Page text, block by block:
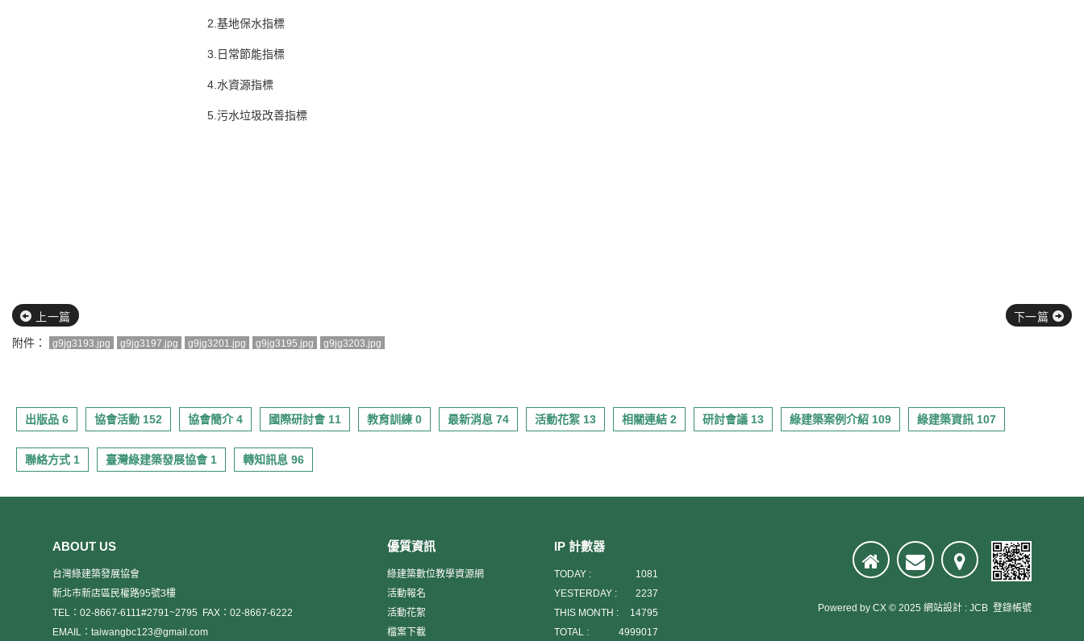
2.基地保水指標
3.日常節能指標
4.水資源指標
5.污水垃圾改善指標
上一篇
下一篇
附件：
g9jg3193.jpg g9jg3197.jpg g9jg3201.jpg g9jg3195.jpg g9jg3203.jpg
出版品 6 協會活動 152 協會簡介 4 國際研討會 11 教育訓練 0 最新消息 74 活動花絮 13 相關連結 2 研討會議 13 綠建築案例介紹 109 綠建築資訊 107
聯絡方式 1 臺灣綠建築發展協會 1 轉知訊息 96
ABOUT US
台灣綠建築發展協會
新北市新店區民權路95號3樓
TEL：02-8667-6111#2791~2795
FAX：02-8667-6222
EMAIL：taiwangbc123@gmail.com
優質資訊
綠建築數位教學資源網
活動報名
活動花絮
檔案下載
IP 計數器
TODAY :
1081
YESTERDAY :
2237
THIS MONTH :
14795
TOTAL :
4999017
Powered by CX© 2025 網站設計 : JCB 登錄帳號